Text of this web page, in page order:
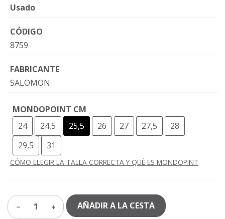
Usado
CÓDIGO
8759
FABRICANTE
SALOMON
MONDOPOINT CM
24
24,5 25,5 26 27 27,5
28
29,5
31
CÓMO ELEGIR LA TALLA CORRECTA Y QUÉ ES MONDOPINT
1 AÑADIR A LA CESTA